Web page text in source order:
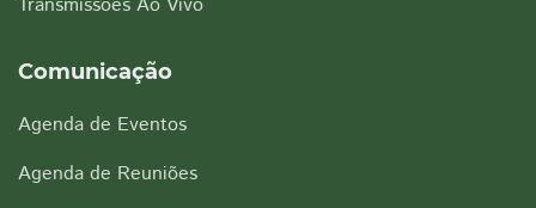
Transmissões Ao Vivo
Comunicação
Agenda de Eventos
Agenda de Reuniões